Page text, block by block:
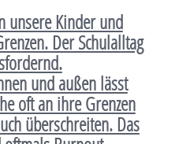
unsere Kinder und
Der Schulalltag
und außen lässt
oft an ihre Grenzen
überschreiten. Das